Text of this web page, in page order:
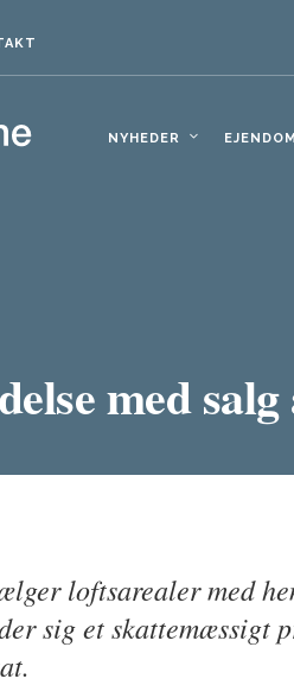
NYHEDER
med
loftsarealer med
sig et skattemæssigt